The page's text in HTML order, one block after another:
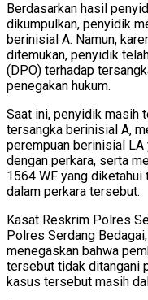
Berdasarkan hasil
dikumpulkan, penyidik
berinisial A. Namun,
ditemukan, penyidik
(DPO) terhadap
penegakan hukum.
Saat ini, penyidik masih
tersangka berinisial A,
perempuan berinisial
dengan perkara, serta
1564 WF yang
dalam perkara tersebut.
Kasat Reskrim Polres
Polres Serdang
menegaskan bahwa
tersebut tidak ditangani
kasus tersebut masih